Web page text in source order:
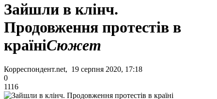
Зайшли в клінч.
Продовження протестів в
країніСюжет
Корреспондент.net, 19 серпня 2020, 17:18
0
1116